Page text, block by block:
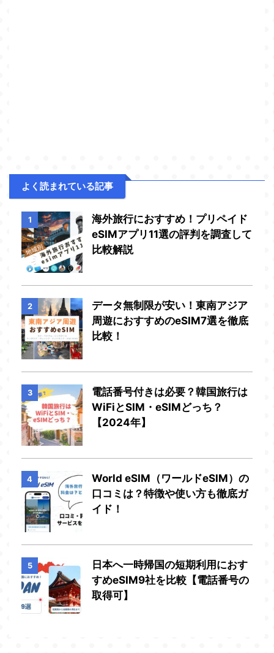
よく読まれている記事
1
海外旅行におすすめ！プリペイド
eSIMアプリ11選の評判を調査して
比較解説
2
データ無制限が安い！東南アジア
周遊におすすめのeSIM7選を徹底
比較！
3
電話番号付きは必要？韓国旅行は
WiFiとSIM・eSIMどっち？
【2024年】
4
World eSIM（ワールドeSIM）の
口コミは？特徴や使い方も徹底ガ
イド！
5
日本へ一時帰国の短期利用におす
すめeSIM9社を比較【電話番号の
取得可】